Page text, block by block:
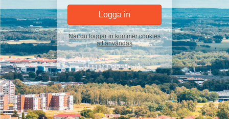
När du loggar in kommer cookies
att användas